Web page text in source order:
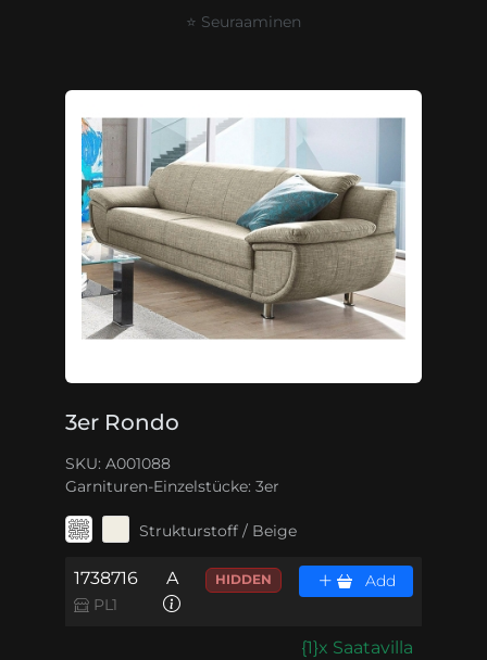
⭐ Seuraaminen
3er Rondo
SKU: A001088
Garnituren-Einzelstücke: 3er
Strukturstoff / Beige
1738716
PL1
A HIDDEN Add
{1}x Saatavilla